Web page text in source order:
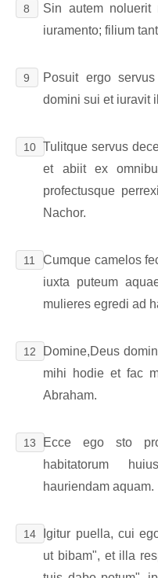
8
Sin autem noluerit
iuramento; filium
9
Posuit ergo
domini sui et iuravit
10 Tulitque servus
et abiit ex
profectusque
Nachor.
11
Cumque camelos
iuxta puteum
mulieres egredi ad
12
Domine,Deus
mihi hodie et fac
Abraham.
13
Ecce ego sto
habitatorum
hauriendam aquam.
14
Igitur puella, cui
ut bibam", et illa